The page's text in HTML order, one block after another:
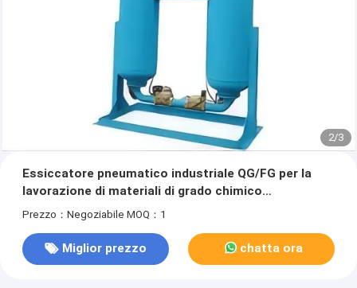
2/3
Essiccatore pneumatico industriale QG/FG per la
lavorazione di materiali di grado chimico
farmaceutico
Prezzo：Negoziabile MOQ：1
Miglior prezzo chatta ora